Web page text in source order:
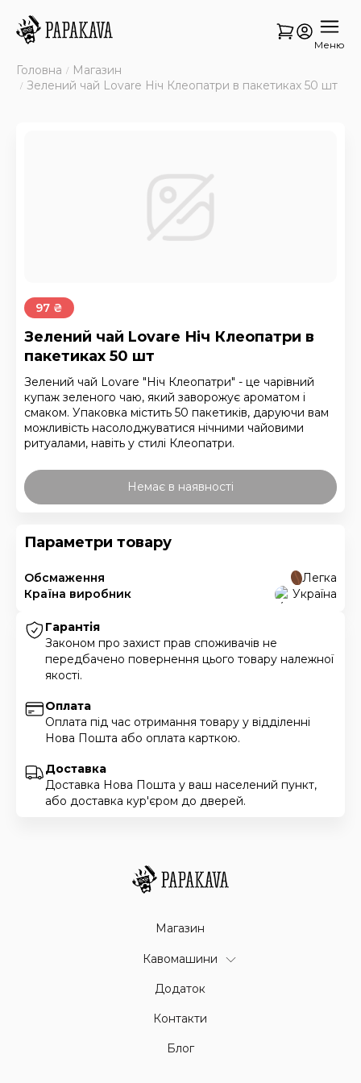
Меню
Головна
Магазин
Зелений чай Lovare Ніч Клеопатри в пакетиках 50 шт
97 ₴
Зелений чай Lovare Ніч Клеопатри в
пакетиках 50 шт
Зелений чай Lovare "Ніч Клеопатри" - це чарівний
купаж зеленого чаю, який заворожує ароматом і
смаком. Упаковка містить 50 пакетиків, даруючи вам
можливість насолоджуватися нічними чайовими
ритуалами, навіть у стилі Клеопатри.
Немає в наявності
Параметри товару
Обсмаження
Легка
Країна виробник
Україна
Гарантія
Законом про захист прав споживачів не
передбачено повернення цього товару належної
якості.
Оплата
Оплата під час отримання товару у відділенні
Нова Пошта або оплата карткою.
Доставка
Доставка Нова Пошта у ваш населений пункт,
або доставка кур'єром до дверей.
Магазин
Кавомашини
Додаток
Контакти
Блог